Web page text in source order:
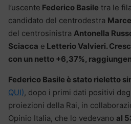
l’uscente Federico Basile tra le
candidato del centrodestra
del centrosinistra Antonella
Sciacca e Letterio Valvieri.
con un netto +6,37%,
Federico Basile è stato rieletto
QUI), dopo i primi dati positivi
proiezioni della Rai, in
Opinio Italia, che lo vedevano al